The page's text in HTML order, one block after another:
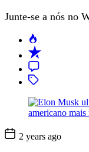
Junte-se a nós no
Popular
Recent
Comment
Tagged
2 years ago